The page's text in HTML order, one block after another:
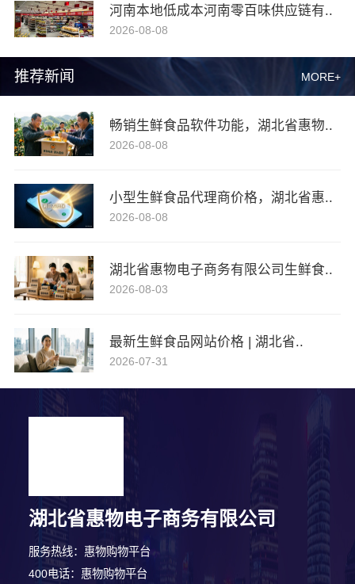
推荐新闻 MORE+
畅销生鲜食品软件功能，湖北省惠物..
2026-08-08
小型生鲜食品代理商价格，湖北省惠..
2026-08-08
湖北省惠物电子商务有限公司生鲜食..
2026-08-03
最新生鲜食品网站价格 | 湖北省..
2026-07-31
河南本地低成本河南零百味供应链有..
2026-08-08
湖北省惠物电子商务有限公司
服务热线：惠物购物平台
400电话：惠物购物平台